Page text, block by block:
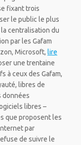
fixant trois
le public le plus
centralisation du
par les Gafam
Microsoft, lire
une trentaine
à ceux des Gafam,
libres de
données
libres –
que proposent les
par
de suivre le